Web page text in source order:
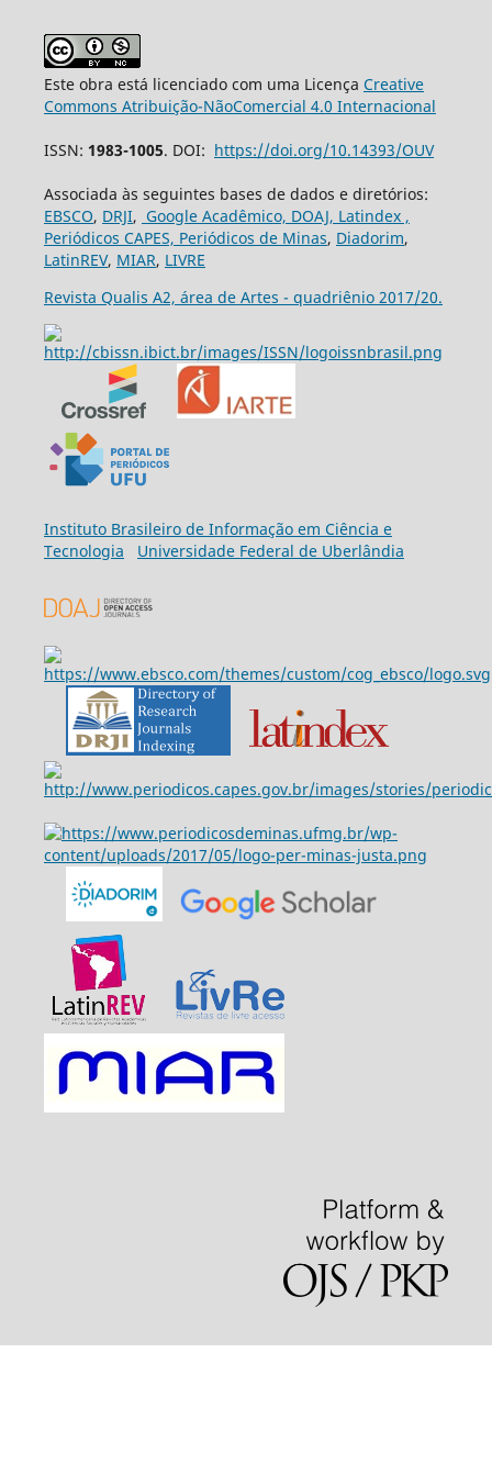
Este obra está licenciado com uma Licença Creative
Commons Atribuição-NãoComercial 4.0 Internacional
ISSN: 1983-1005. DOI: https://doi.org/10.14393/OUV
Associada às seguintes bases de dados e diretórios:
EBSCO, DRJI, Google Acadêmico, DOAJ, Latindex ,
Periódicos CAPES, Periódicos de Minas, Diadorim,
LatinREV, MIAR, LIVRE
Revista Qualis A2, área de Artes - quadriênio 2017/20.
Instituto Brasileiro de Informação em Ciência e
Tecnologia
Universidade Federal de Uberlândia